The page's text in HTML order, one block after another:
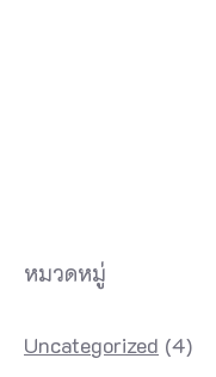
หมวดหมู่
Uncategorized (4)